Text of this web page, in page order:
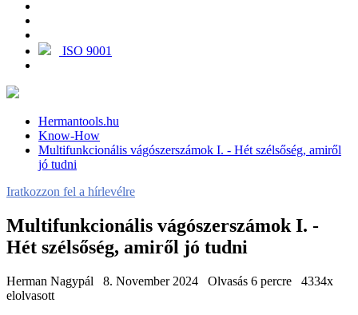
ISO 9001
Hermantools.hu
Know-How
Multifunkcionális vágószerszámok I. - Hét szélsőség, amiről
jó tudni
Iratkozzon fel a hírlevélre
Multifunkcionális vágószerszámok I. -
Hét szélsőség, amiről jó tudni
Herman Nagypál 8. November 2024 Olvasás 6 percre
4334x
elolvasott